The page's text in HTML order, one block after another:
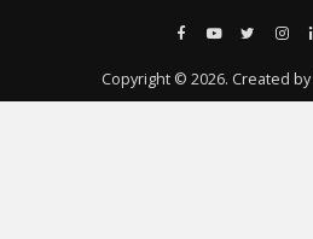
Copyright © 2026. Created by